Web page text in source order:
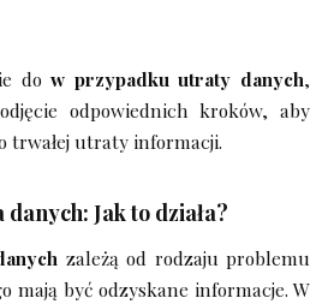
dow przypadku utraty danych,
odpowiednich kroków, aby
trwałej utraty informacji.
Jak to działa?
zależą od rodzaju problemu
mają być odzyskane informacje. W